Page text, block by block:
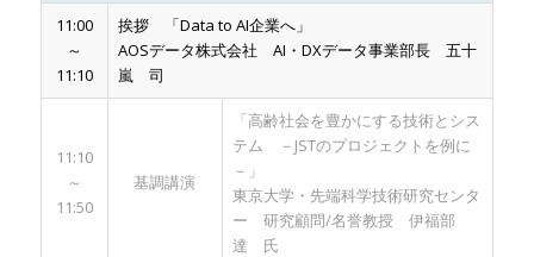
11:00
～
11:10
挨拶 「Data to AI企業へ」
AOSデータ株式会社 AI・DXデータ事業部長 五十
嵐 司
11:10
～
11:50
基調講演
「高齢社会を豊かにする技術とシス
テム －JSTのプロジェクトを例に
－」
東京大学・先端科学技術研究センタ
ー 研究顧問/名誉教授 伊福部
達 氏